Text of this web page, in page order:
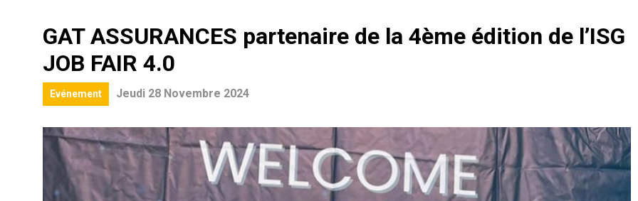
GAT ASSURANCES partenaire de la 4ème édition de l’ISG
JOB FAIR 4.0
Evénement Jeudi 28 Novembre 2024